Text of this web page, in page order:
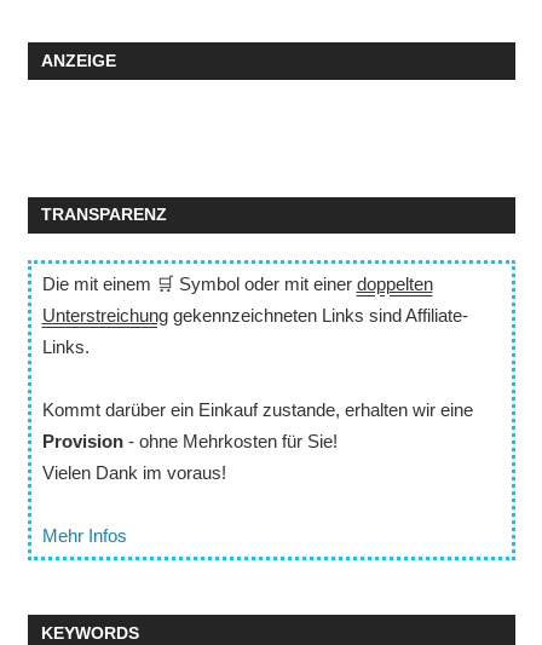
ANZEIGE
TRANSPARENZ
Die mit einem 🛒 Symbol oder mit einer doppelten
Unterstreichunggekennzeichneten Links sind Affiliate-
Links.
Kommt darüber ein Einkauf zustande, erhalten wir eine
Provision- ohne Mehrkosten für Sie!
Vielen Dank im voraus!
Mehr Infos
KEYWORDS